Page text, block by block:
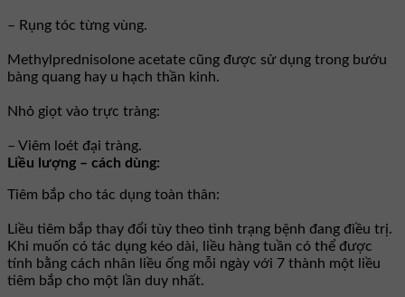
– Rụng tóc từng vùng.
Methylprednisolone acetate cũng được sử dụng trong bướu
bàng quang hay u hạch thần kinh.
Nhỏ giọt vào trực tràng:
– Viêm loét đại tràng.
Liều lượng – cách dùng:
Tiêm bắp cho tác dụng toàn thân:
Liều tiêm bắp thay đổi tùy theo tình trạng bệnh đang điều trị.
Khi muốn có tác dụng kéo dài, liều hàng tuần có thể được
tính bằng cách nhân liều ống mỗi ngày với 7 thành một liều
tiêm bắp cho một lần duy nhất.